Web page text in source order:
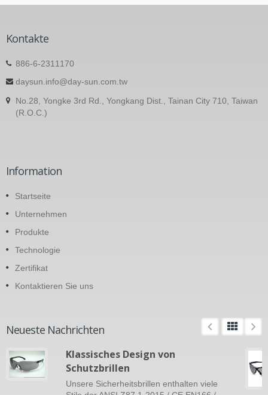
Kontakte
886-6-2311170
daysun.info@day-sun.com.tw
No.28, Yongke 3rd Rd., Yongkang Dist., Tainan City 710, Taiwan
(R.O.C.)
Information
Startseite
Unternehmen
Produkte
Technologie
Zertifikat
Kontaktieren Sie uns
Neueste Nachrichten
Klassisches Design von
Schutzbrillen
Unsere Sicherheitsbrillen enthalten viele